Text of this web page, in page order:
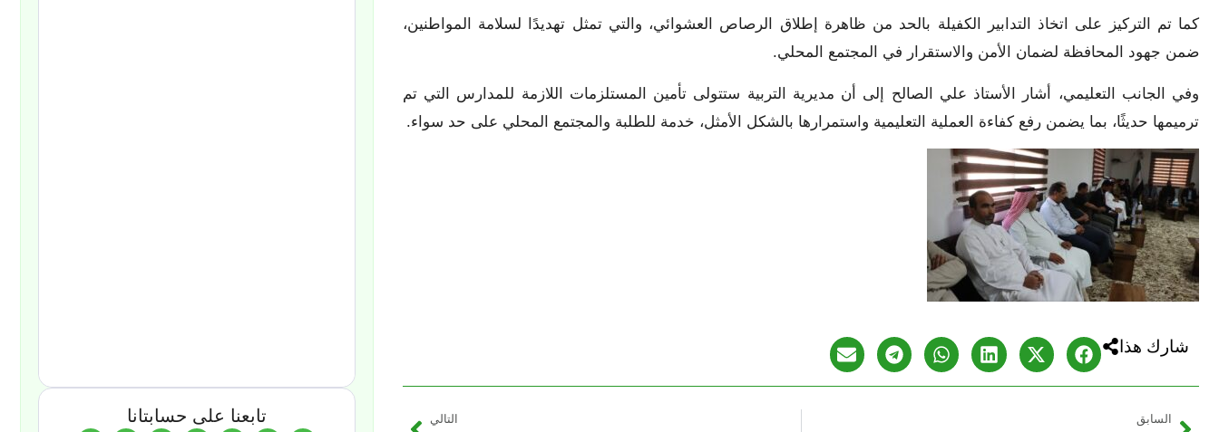
كما تم التركيز على اتخاذ التدابير الكفيلة بالحد من ظاهرة إطلاق الرصاص العشوائي، والتي تمثل تهديدًا لسلامة المواطنين،
ضمن جهود المحافظة لضمان الأمن والاستقرار في المجتمع المحلي.
وفي الجانب التعليمي، أشار الأستاذ علي الصالح إلى أن مديرية التربية ستتولى تأمين المستلزمات اللازمة للمدارس التي تم
ترميمها حديثًا، بما يضمن رفع كفاءة العملية التعليمية واستمرارها بالشكل الأمثل، خدمة للطلبة والمجتمع المحلي على حد سواء.
شارك هذا
السابق التالي تابعنا على حسابتانا